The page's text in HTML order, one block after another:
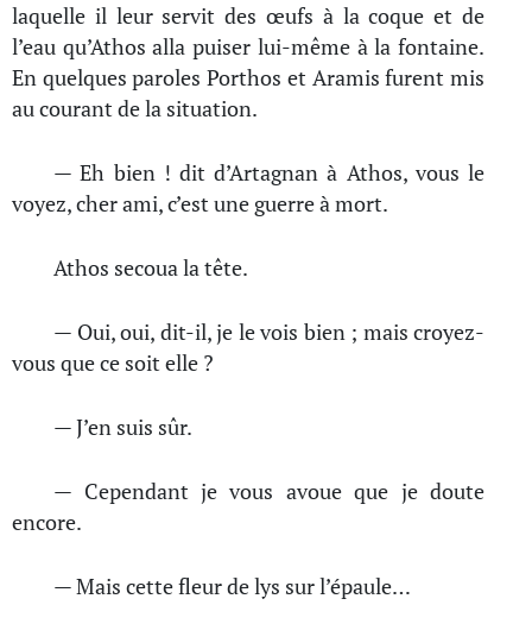
laquelle il leur servit des œufs à la coque et de
l’eau qu’Athos alla puiser lui-même à la fontaine.
En quelques paroles Porthos et Aramis furent mis
au courant de la situation.
— Eh bien ! dit d’Artagnan à Athos, vous le
voyez, cher ami, c’est une guerre à mort.
Athos secoua la tête.
— Oui, oui, dit-il, je le vois bien ; mais croyez-
vous que ce soit elle ?
— J’en suis sûr.
— Cependant je vous avoue que je doute
encore.
— Mais cette fleur de lys sur l’épaule…